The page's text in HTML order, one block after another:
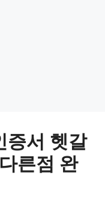
증서 헷갈
른점 완